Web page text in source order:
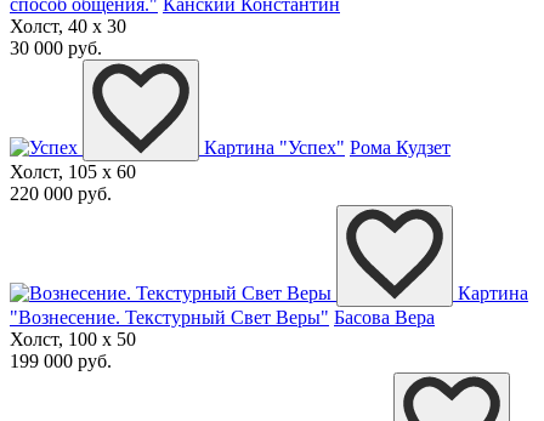
Холст, 40 x 30
30 000 руб.
Картина "Успех" Рома Кудзет
Холст, 105 x 60
220 000 руб.
Картина
"Вознесение. Текстурный Свет Веры" Басова Вера
Холст, 100 x 50
199 000 руб.